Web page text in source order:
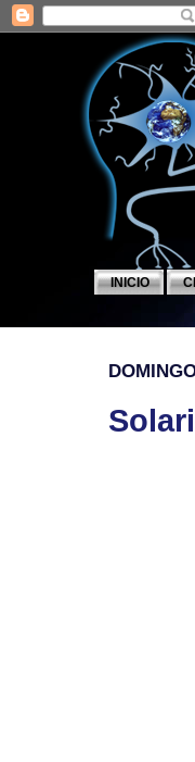
INICIO